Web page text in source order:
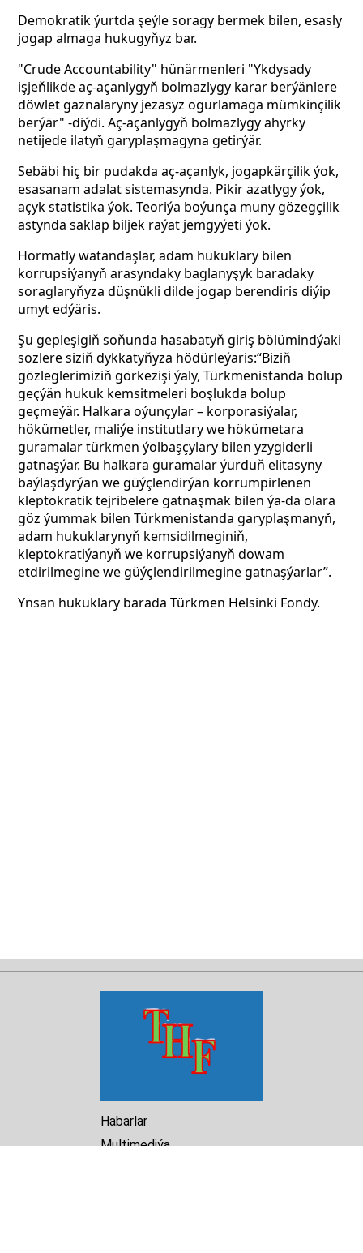
Demokratik ýurtda şeýle soragy bermek bilen, esasly
jogap almaga hukugyňyz bar.
"Crude Accountability" hünärmenleri "Ykdysady
işjeňlikde aç-açanlygyň bolmazlygy karar berýänlere
döwlet gaznalaryny jezasyz ogurlamaga mümkinçilik
berýär" -diýdi. Aç-açanlygyň bolmazlygy ahyrky
netijede ilatyň garyplaşmagyna getirýär.
Sebäbi hiç bir pudakda aç-açanlyk, jogapkärçilik ýok,
esasanam adalat sistemasynda. Pikir azatlygy ýok,
açyk statistika ýok. Teoriýa boýunça muny gözegçilik
astynda saklap biljek raýat jemgyýeti ýok.
Hormatly watandaşlar, adam hukuklary bilen
korrupsiýanyň arasyndaky baglanyşyk baradaky
soraglaryňyza düşnükli dilde jogap berendiris diýip
umyt edýäris.
Şu gepleşigiň soňunda hasabatyň giriş bölümindýaki
sozlere siziň dykkatyňyza hödürleýaris:“Biziň
gözleglerimiziň görkezişi ýaly, Türkmenistanda bolup
geçýän hukuk kemsitmeleri boşlukda bolup
geçmeýär. Halkara oýunçylar – korporasiýalar,
hökümetler, maliýe institutlary we hökümetara
guramalar türkmen ýolbaşçylary bilen yzygiderli
gatnaşýar. Bu halkara guramalar ýurduň elitasyny
baýlaşdyrýan we güýçlendirýän korrumpirlenen
kleptokratik tejribelere gatnaşmak bilen ýa-da olara
göz ýummak bilen Türkmenistanda garyplaşmanyň,
adam hukuklarynyň kemsidilmeginiň,
kleptokratiýanyň we korrupsiýanyň dowam
etdirilmegine we güýçlendirilmegine gatnaşýarlar”.
Ynsan hukuklary barada Türkmen Helsinki Fondy.
Habarlar
Multimediýa